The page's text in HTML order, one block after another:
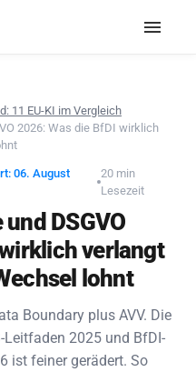
11 EU-KI im Vergleich
2026: Was die BfDI wirklich
06. August
20 min
Lesezeit
DSGVO
verlangt
lohnt
Boundary plus AVV. Die
Leitfaden 2025 und BfDI-
ist feiner gerädert. So